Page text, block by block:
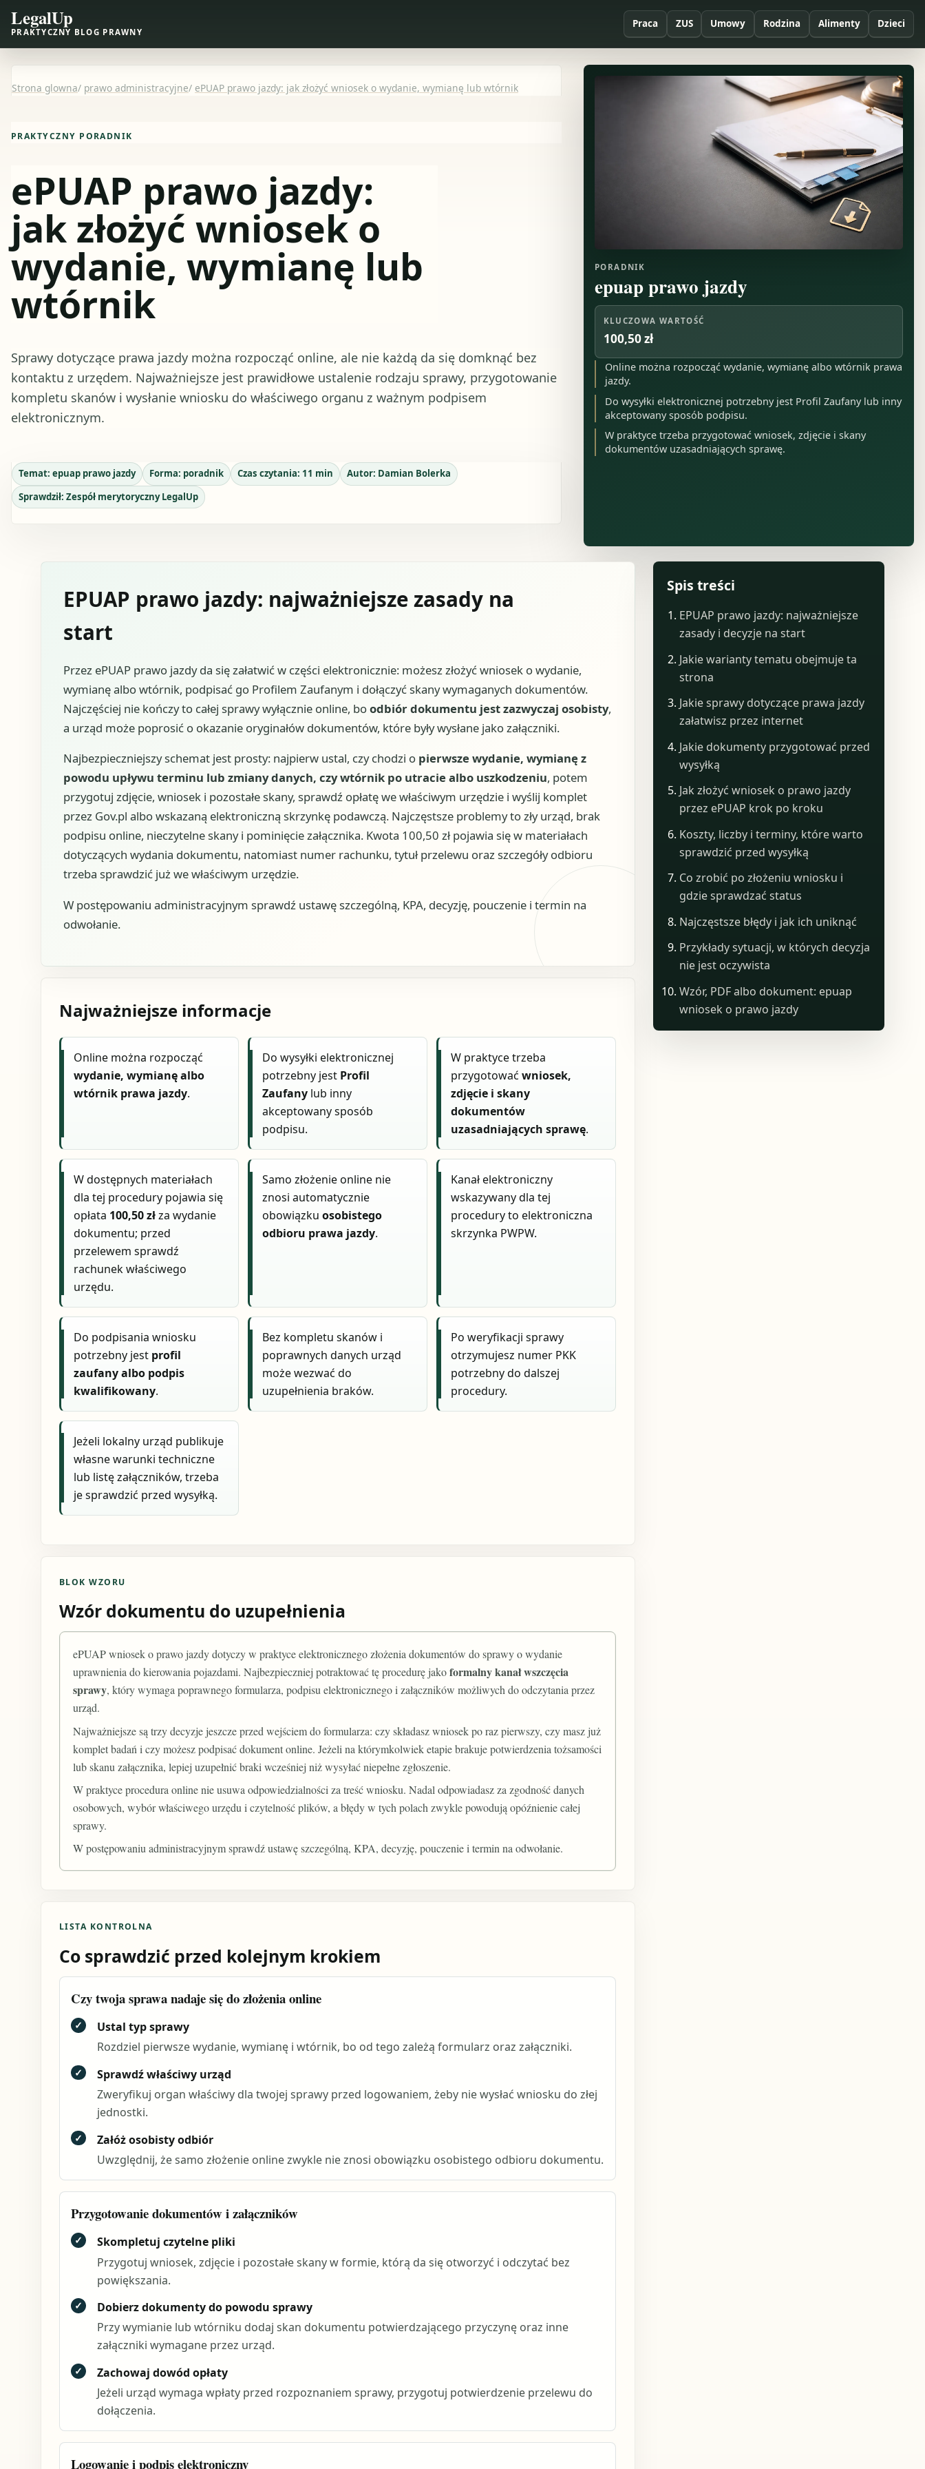
LegalUp
PRAKTYCZNY BLOG PRAWNY
Praca ZUS Umowy Rodzina Alimenty Dzieci
Strona glowna/ prawo administracyjne/ ePUAP prawo jazdy: jak złożyć wniosek o wydanie, wymianę lub wtórnik
PRAKTYCZNY PORADNIK
ePUAP prawo jazdy:
jak złożyć wniosek o
wydanie, wymianę lub
wtórnik
Sprawy dotyczące prawa jazdy można rozpocząć online, ale nie każdą da się domknąć bez
kontaktu z urzędem. Najważniejsze jest prawidłowe ustalenie rodzaju sprawy, przygotowanie
kompletu skanów i wysłanie wniosku do właściwego organu z ważnym podpisem
elektronicznym.
Temat: epuap prawo jazdy Forma: poradnik Czas czytania: 11 min Autor: Damian Bolerka
Sprawdził: Zespół merytoryczny LegalUp
PORADNIK
epuap prawo jazdy
KLUCZOWA WARTOŚĆ
100,50 zł
Online można rozpocząć wydanie, wymianę albo wtórnik prawa
jazdy.
Do wysyłki elektronicznej potrzebny jest Profil Zaufany lub inny
akceptowany sposób podpisu.
W praktyce trzeba przygotować wniosek, zdjęcie i skany
dokumentów uzasadniających sprawę.
EPUAP prawo jazdy: najważniejsze zasady na
start
Przez ePUAP prawo jazdy da się załatwić w części elektronicznie: możesz złożyć wniosek o wydanie,
wymianę albo wtórnik, podpisać go Profilem Zaufanym i dołączyć skany wymaganych dokumentów.
Najczęściej nie kończy to całej sprawy wyłącznie online, boodbiór dokumentu jest zazwyczaj osobisty,
a urząd może poprosić o okazanie oryginałów dokumentów, które były wysłane jako załączniki.
Najbezpieczniejszy schemat jest prosty: najpierw ustal, czy chodzi o pierwsze wydanie, wymianę z
powodu upływu terminu lub zmiany danych, czy wtórnik po utracie albo uszkodzeniu, potem
przygotuj zdjęcie, wniosek i pozostałe skany, sprawdź opłatę we właściwym urzędzie i wyślij komplet
przez Gov.pl albo wskazaną elektroniczną skrzynkę podawczą. Najczęstsze problemy to zły urząd, brak
podpisu online, nieczytelne skany i pominięcie załącznika. Kwota 100,50 zł pojawia się w materiałach
dotyczących wydania dokumentu, natomiast numer rachunku, tytuł przelewu oraz szczegóły odbioru
trzeba sprawdzić już we właściwym urzędzie.
W postępowaniu administracyjnym sprawdź ustawę szczególną, KPA, decyzję, pouczenie i termin na
odwołanie.
Najważniejsze informacje
Online można rozpocząć
wydanie, wymianę albo
wtórnik prawa jazdy.
Do wysyłki elektronicznej
potrzebny jest Profil
Zaufany lub inny
akceptowany sposób
podpisu.
W praktyce trzeba
przygotowaćwniosek,
zdjęcie i skany
dokumentów
uzasadniających sprawę.
W dostępnych materiałach
dla tej procedury pojawia się
opłata 100,50 złza wydanie
dokumentu; przed
przelewem sprawdź
rachunek właściwego
urzędu.
Samo złożenie online nie
znosi automatycznie
obowiązkuosobistego
odbioru prawa jazdy.
Kanał elektroniczny
wskazywany dla tej
procedury to elektroniczna
skrzynka PWPW.
Do podpisania wniosku
potrzebny jest profil
zaufany albo podpis
kwalifikowany.
Bez kompletu skanów i
poprawnych danych urząd
może wezwać do
uzupełnienia braków.
Po weryfikacji sprawy
otrzymujesz numer PKK
potrzebny do dalszej
procedury.
Jeżeli lokalny urząd publikuje
własne warunki techniczne
lub listę załączników, trzeba
je sprawdzić przed wysyłką.
BLOK WZORU
Wzór dokumentu do uzupełnienia
ePUAP wniosek o prawo jazdy dotyczy w praktyce elektronicznego złożenia dokumentów do sprawy o wydanie
uprawnienia do kierowania pojazdami. Najbezpieczniej potraktować tę procedurę jakoformalny kanał wszczęcia
sprawy, który wymaga poprawnego formularza, podpisu elektronicznego i załączników możliwych do odczytania przez
urząd.
Najważniejsze są trzy decyzje jeszcze przed wejściem do formularza: czy składasz wniosek po raz pierwszy, czy masz już
komplet badań i czy możesz podpisać dokument online. Jeżeli na którymkolwiek etapie brakuje potwierdzenia tożsamości
lub skanu załącznika, lepiej uzupełnić braki wcześniej niż wysyłać niepełne zgłoszenie.
W praktyce procedura online nie usuwa odpowiedzialności za treść wniosku. Nadal odpowiadasz za zgodność danych
osobowych, wybór właściwego urzędu i czytelność plików, a błędy w tych polach zwykle powodują opóźnienie całej
sprawy.
W postępowaniu administracyjnym sprawdź ustawę szczególną, KPA, decyzję, pouczenie i termin na odwołanie.
LISTA KONTROLNA
Co sprawdzić przed kolejnym krokiem
Czy twoja sprawa nadaje się do złożenia online
✓
Ustal typ sprawy
Rozdziel pierwsze wydanie, wymianę i wtórnik, bo od tego zależą formularz oraz załączniki.
✓
Sprawdź właściwy urząd
Zweryfikuj organ właściwy dla twojej sprawy przed logowaniem, żeby nie wysłać wniosku do złej
jednostki.
✓
Załóż osobisty odbiór
Uwzględnij, że samo złożenie online zwykle nie znosi obowiązku osobistego odbioru dokumentu.
Przygotowanie dokumentów i załączników
✓
Skompletuj czytelne pliki
Przygotuj wniosek, zdjęcie i pozostałe skany w formie, którą da się otworzyć i odczytać bez
powiększania.
✓
Dobierz dokumenty do powodu sprawy
Przy wymianie lub wtórniku dodaj skan dokumentu potwierdzającego przyczynę oraz inne
załączniki wymagane przez urząd.
✓
Zachowaj dowód opłaty
Jeżeli urząd wymaga wpłaty przed rozpoznaniem sprawy, przygotuj potwierdzenie przelewu do
dołączenia.
Logowanie i podpis elektroniczny
Spis treści
EPUAP prawo jazdy: najważniejsze
zasady i decyzje na start
Jakie warianty tematu obejmuje ta
strona
Jakie sprawy dotyczące prawa jazdy
załatwisz przez internet
Jakie dokumenty przygotować przed
wysyłką
Jak złożyć wniosek o prawo jazdy
przez ePUAP krok po kroku
Koszty, liczby i terminy, które warto
sprawdzić przed wysyłką
Co zrobić po złożeniu wniosku i
gdzie sprawdzać status
Najczęstsze błędy i jak ich uniknąć
Przykłady sytuacji, w których decyzja
nie jest oczywista
Wzór, PDF albo dokument: epuap
wniosek o prawo jazdy